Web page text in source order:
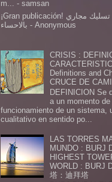
m...
- samsan
¡Gran publicación! شركة تسليك مجاري
بالاحساء - Anonymous
CRISIS :
Definitions and
CRUCE DE
DEFINICION Se
a un momento
funcionamiento de un sistema,
cualitativo en sentido po...
LAS TORRES
MUNDO : BURJ
HIGHEST
WORLD : BURJ
塔：迪拜塔